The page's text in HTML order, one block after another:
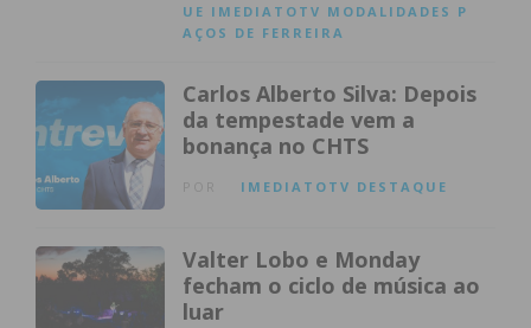
UE IMEDIATOTV MODALIDADES P
AÇOS DE FERREIRA
Carlos Alberto Silva: Depois
da tempestade vem a
bonança no CHTS
IMEDIATOTV DESTAQUE
Valter Lobo e Monday
fecham o ciclo de música ao
luar